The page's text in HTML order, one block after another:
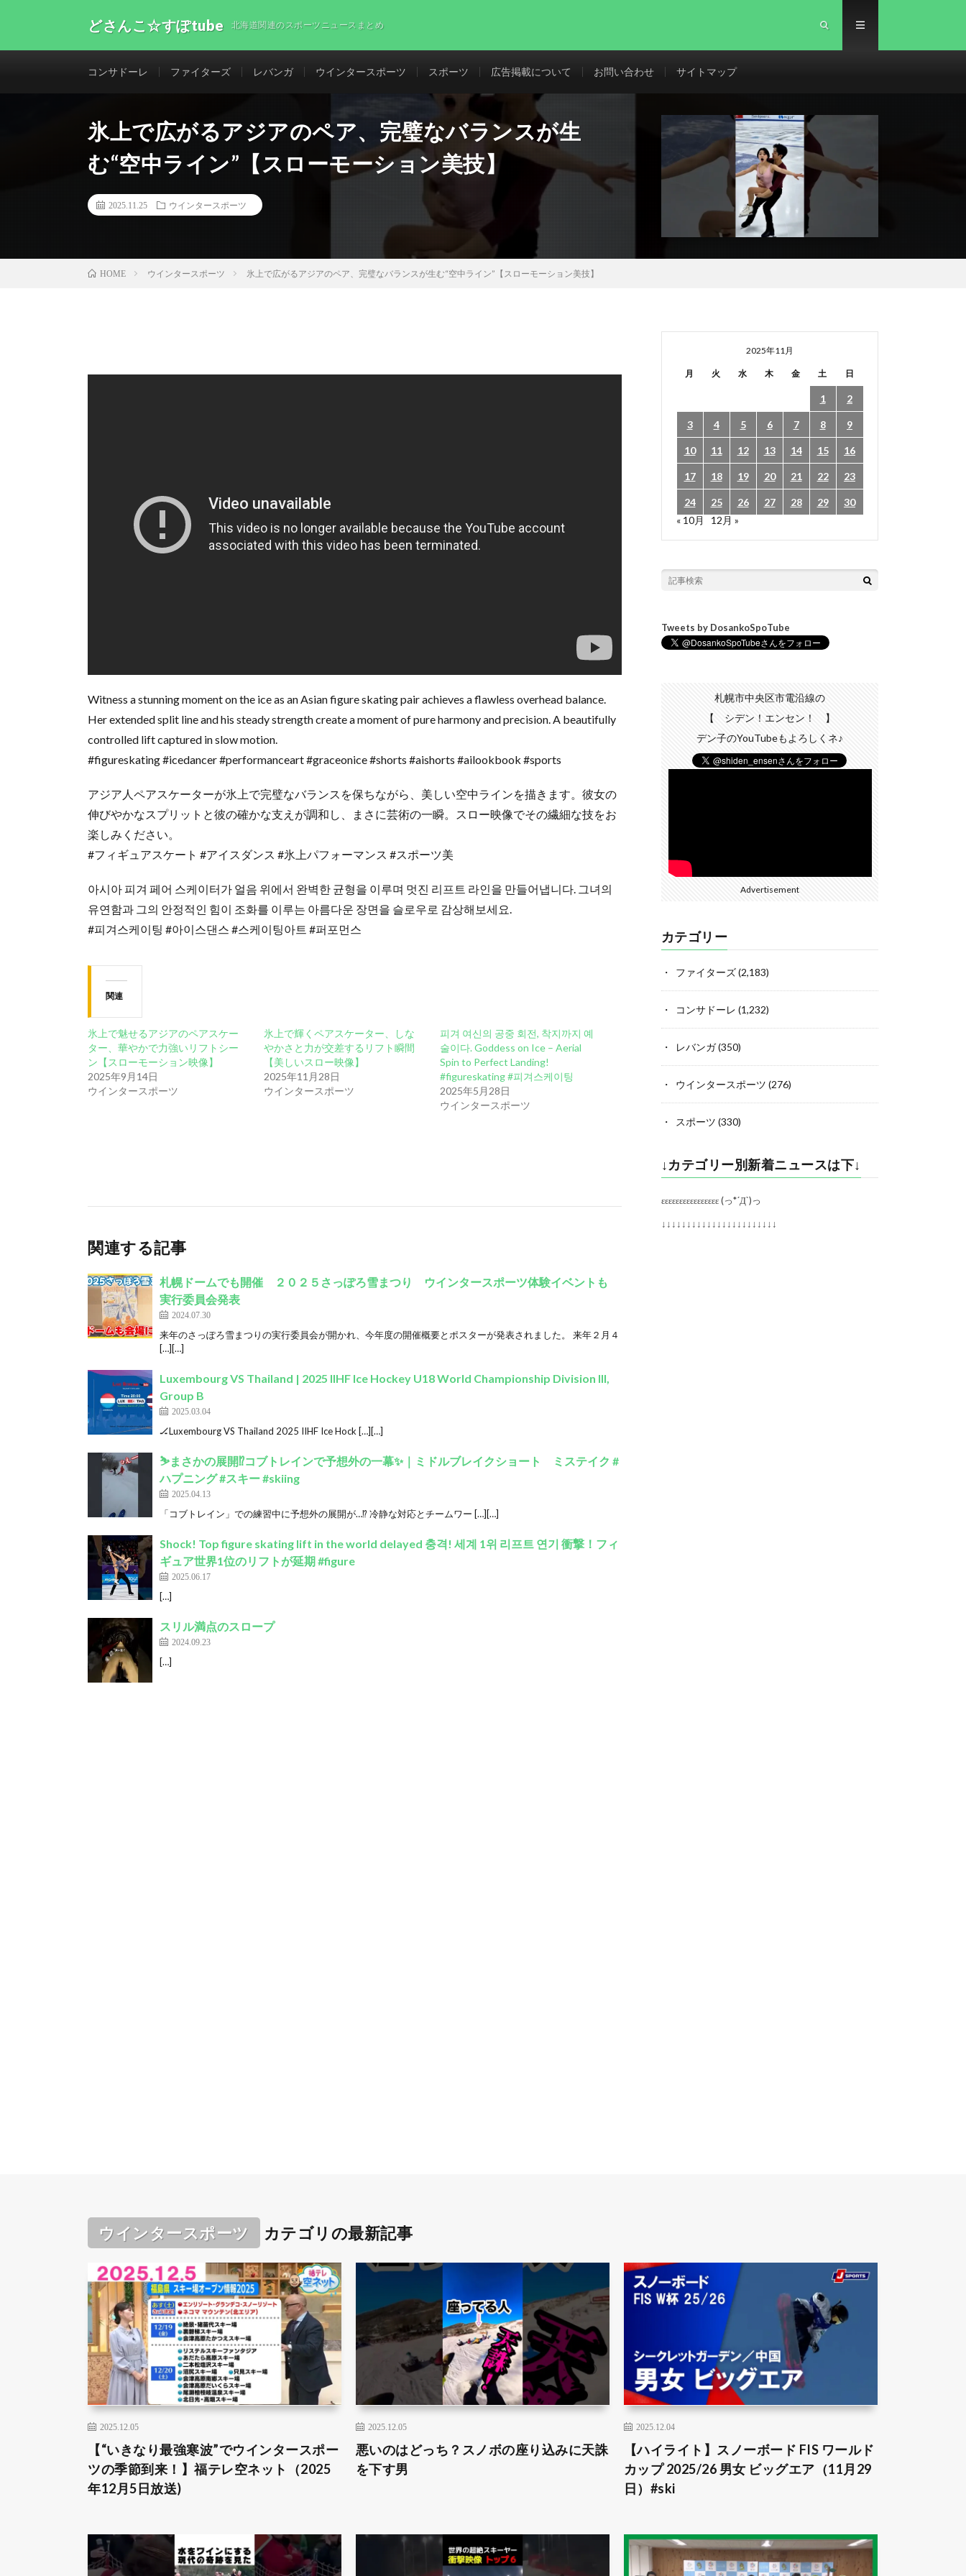
どさんこ☆すぽtube 北海道関連のスポーツニュースまとめ
コンサドーレ ファイターズ レバンガ ウインタースポーツ スポーツ 広告掲載について お問い合わせ サイトマップ
氷上で広がるアジアのペア、完璧なバランスが生
む“空中ライン”【スローモーション美技】
2025.11.25 ウインタースポーツ
HOME ウインタースポーツ 氷上で広がるアジアのペア、完璧なバランスが生む“空中ライン”【スローモーション美技】
Witness a stunning moment on the ice as an Asian figure skating pair achieves a flawless overhead balance.
Her extended split line and his steady strength create a moment of pure harmony and precision. A beautifully
controlled lift captured in slow motion.
#figureskating #icedancer #performanceart #graceonice #shorts #aishorts #ailookbook #sports
アジア人ペアスケーターが氷上で完璧なバランスを保ちながら、美しい空中ラインを描きます。彼女の
伸びやかなスプリットと彼の確かな支えが調和し、まさに芸術の一瞬。スロー映像でその繊細な技をお
楽しみください。
#フィギュアスケート #アイスダンス #氷上パフォーマンス #スポーツ美
아시아 피겨 페어 스케이터가 얼음 위에서 완벽한 균형을 이루며 멋진 리프트 라인을 만들어냅니다. 그녀의
유연함과 그의 안정적인 힘이 조화를 이루는 아름다운 장면을 슬로우로 감상해보세요.
#피겨스케이팅 #아이스댄스 #스케이팅아트 #퍼포먼스
関連
氷上で魅せるアジアのペアスケー
ター、華やかで力強いリフトシー
ン【スローモーション映像】
2025年9月14日
ウインタースポーツ
氷上で輝くペアスケーター、しな
やかさと力が交差するリフト瞬間
【美しいスロー映像】
2025年11月28日
ウインタースポーツ
피겨 여신의 공중 회전, 착지까지 예
술이다. Goddess on Ice – Aerial
Spin to Perfect Landing!
#figureskating #피겨스케이팅
2025年5月28日
ウインタースポーツ
関連する記事
札幌ドームでも開催 ２０２５さっぽろ雪まつり ウインタースポーツ体験イベントも
実行委員会発表
2024.07.30
来年のさっぽろ雪まつりの実行委員会が開かれ、今年度の開催概要とポスターが発表されました。 来年２月４
[…][…]
Luxembourg VS Thailand | 2025 IIHF Ice Hockey U18 World Championship Division III,
Group B
2025.03.04
🏒Luxembourg VS Thailand 2025 IIHF Ice Hock […][…]
⛷️まさかの展開⁉️コブトレインで予想外の一幕✨｜ミドルブレイクショート ミステイク #
ハプニング #スキー #skiing
2025.04.13
「コブトレイン」での練習中に予想外の展開が…⁉️ 冷静な対応とチームワー […][…]
Shock! Top figure skating lift in the world delayed 충격! 세계 1위 리프트 연기 衝撃！フィ
ギュア世界1位のリフトが延期 #figure
2025.06.17
[…]
スリル満点のスロープ
2024.09.23
[…]
2025年11月
月 火 水 木 金 土 日
1 2
3 4 5 6 7 8 9
10 11 12 13 14 15 16
17 18 19 20 21 22 23
24 25 26 27 28 29
30
« 10月
12月 »
Tweets by DosankoSpoTube
札幌市中央区市電沿線の
【 シデン！エンセン！ 】
デン子のYouTubeもよろしくネ♪
Advertisement
カテゴリー
ファイターズ(2,183)
コンサドーレ (1,232)
レバンガ(350)
ウインタースポーツ (276)
スポーツ (330)
↓カテゴリー別新着ニュースは下↓
εεεεεεεεεεεεεεεε (っ*´Д`)っ
↓↓↓↓↓↓↓↓↓↓↓↓↓↓↓↓↓↓↓↓↓↓↓
ウインタースポーツ カテゴリの最新記事
2025.12.05
【“いきなり最強寒波”でウインタースポー
ツの季節到来！】福テレ空ネット（2025
年12月5日放送)
2025.12.05
悪いのはどっち？スノボの座り込みに天誅
を下す男
2025.12.04
【ハイライト】スノーボード FIS ワールド
カップ 2025/26 男女 ビッグエア（11月29
日）#ski